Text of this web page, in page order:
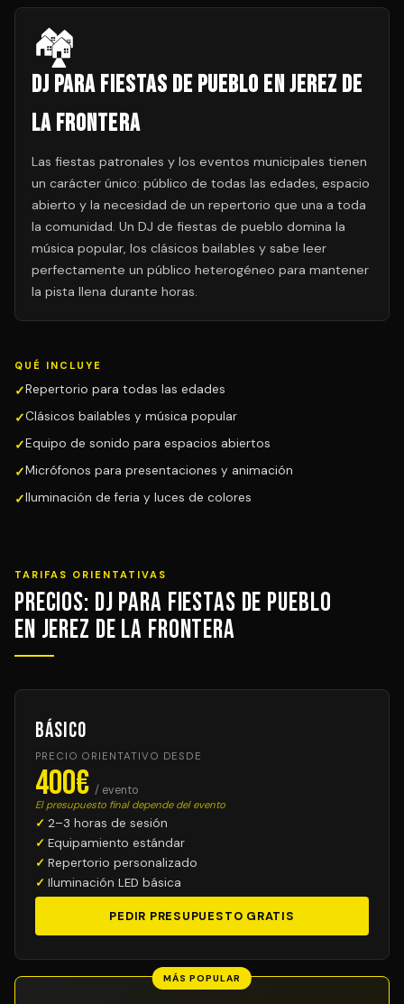
🏘️
DJ para Fiestas de Pueblo en Jerez de
la Frontera
Las fiestas patronales y los eventos municipales tienen
un carácter único: público de todas las edades, espacio
abierto y la necesidad de un repertorio que una a toda
la comunidad. Un DJ de fiestas de pueblo domina la
música popular, los clásicos bailables y sabe leer
perfectamente un público heterogéneo para mantener
la pista llena durante horas.
QUÉ INCLUYE
Repertorio para todas las edades
Clásicos bailables y música popular
Equipo de sonido para espacios abiertos
Micrófonos para presentaciones y animación
Iluminación de feria y luces de colores
TARIFAS ORIENTATIVAS
Precios: DJ para Fiestas de Pueblo
en Jerez de la Frontera
Básico
PRECIO ORIENTATIVO DESDE
400€ / evento
El presupuesto final depende del evento
2–3 horas de sesión
Equipamiento estándar
Repertorio personalizado
Iluminación LED básica
PEDIR PRESUPUESTO GRATIS
MÁS POPULAR